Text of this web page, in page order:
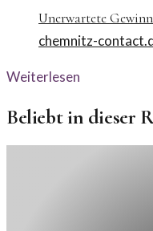
Unerwartete
chemnitz-
Weiterlesen
Beliebt in dieser